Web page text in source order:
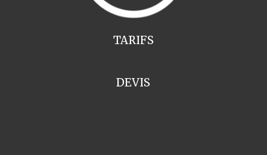
TARIFS
DEVIS